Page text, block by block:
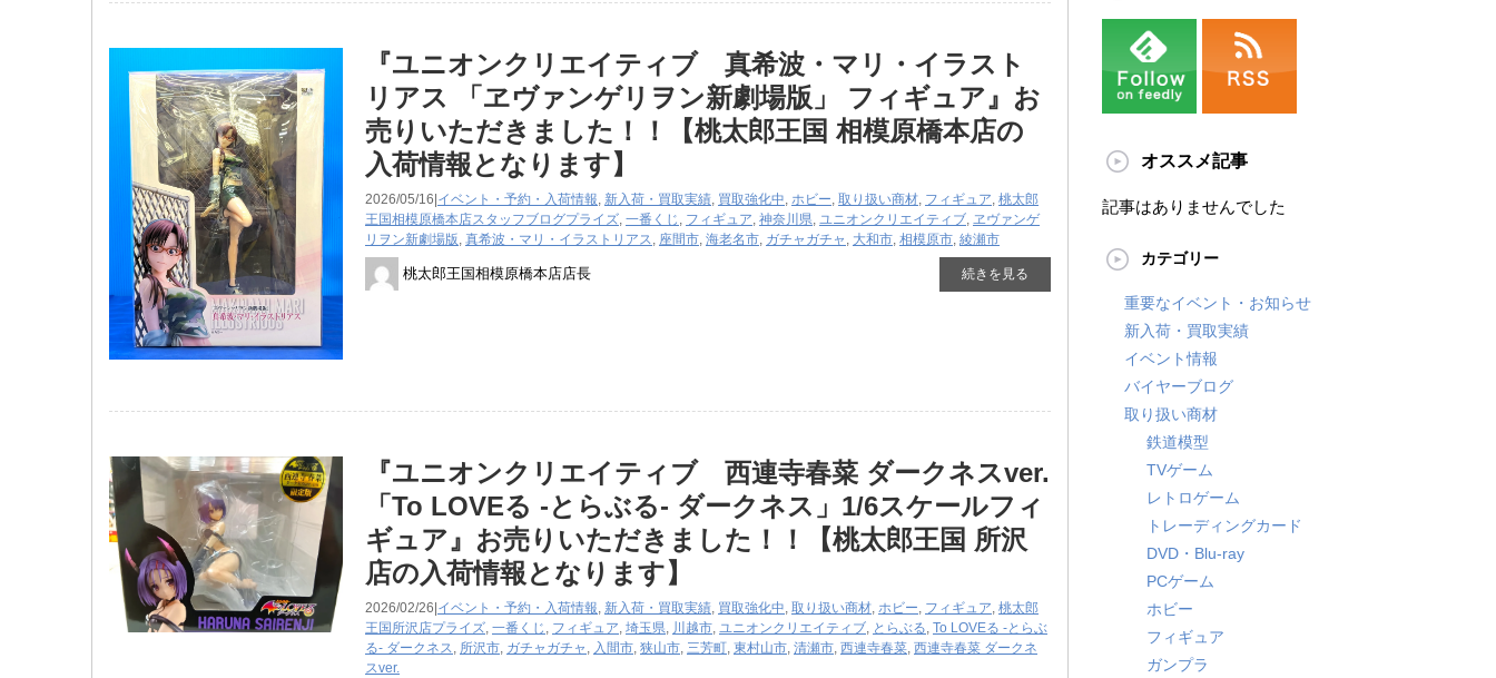
『ユニオンクリエイティブ 真希波・マリ・イラスト
リアス 「ヱヴァンゲリヲン新劇場版」 フィギュア』お
売りいただきました！！【桃太郎王国 相模原橋本店の
入荷情報となります】
2026/05/16| イベント・予約・入荷情報, 新入荷・買取実績, 買取強化中, ホビー, 取り扱い商材, フィギュア, 桃太郎
王国相模原橋本店スタッフブログプライズ, 一番くじ , フィギュア, 神奈川県, ユニオンクリエイティブ, ヱヴァンゲ
リヲン新劇場版, 真希波・マリ・イラストリアス, 座間市, 海老名市, ガチャガチャ , 大和市, 相模原市, 綾瀬市
桃太郎王国相模原橋本店店長 続きを見る
『ユニオンクリエイティブ 西連寺春菜 ダークネスver.
​「To ​LOVEる ​-とらぶる- ​ダークネス」1/6スケールフィ
ギュア』お売りいただきました！！【桃太郎王国 所沢
店の入荷情報となります】
2026/02/26| イベント・予約・入荷情報, 新入荷・買取実績, 買取強化中, 取り扱い商材, ホビー, フィギュア, 桃太郎
王国所沢店プライズ, 一番くじ , フィギュア, 埼玉県, 川越市, ユニオンクリエイティブ, とらぶる, To ​LOVEる ​-とらぶ
る- ​ダークネス, 所沢市, ガチャガチャ , 入間市, 狭山市, 三芳町, 東村山市, 清瀬市, 西連寺春菜, 西連寺春菜 ダークネ
スver.
オススメ記事
記事はありませんでした
カテゴリー
重要なイベント・お知らせ
新入荷・買取実績
イベント情報
バイヤーブログ
取り扱い商材
鉄道模型
TVゲーム
レトロゲーム
トレーディングカード
DVD・Blu-ray
PCゲーム
ホビー
フィギュア
ガンプラ